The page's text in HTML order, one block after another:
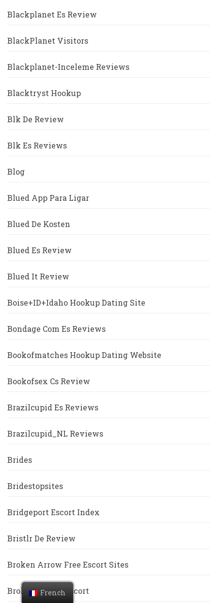
Blackplanet Es Review
BlackPlanet Visitors
Blackplanet-Inceleme Reviews
Blacktryst Hookup
Blk De Review
Blk Es Reviews
Blog
Blued App Para Ligar
Blued De Kosten
Blued Es Review
Blued It Review
Boise+ID+Idaho Hookup Dating Site
Bondage Com Es Reviews
Bookofmatches Hookup Dating Website
Bookofsex Cs Review
Brazilcupid Es Reviews
Brazilcupid_NL Reviews
Brides
Bridestopsites
Bridgeport Escort Index
Bristlr De Review
Broken Arrow Free Escort Sites
Broken-Arrow Escort
French